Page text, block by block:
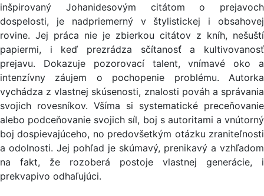
inšpirovaný Johanidesovým citátom o prejavoch
dospelosti, je nadpriemerný v štylistickej i obsahovej
rovine. Jej práca nie je zbierkou citátov z kníh, nešuští
papiermi, i keď prezrádza sčítanosť a kultivovanosť
prejavu. Dokazuje pozorovací talent, vnímavé oko a
intenzívny záujem o pochopenie problému. Autorka
vychádza z vlastnej skúsenosti, znalosti pováh a správania
svojich rovesníkov. Všíma si systematické preceňovanie
alebo podceňovanie svojich síl, boj s autoritami a vnútorný
boj dospievajúceho, no predovšetkým otázku zraniteľnosti
a odolnosti. Jej pohľad je skúmavý, prenikavý a vzhľadom
na fakt, že rozoberá postoje vlastnej generácie, i
prekvapivo odhaľujúci.